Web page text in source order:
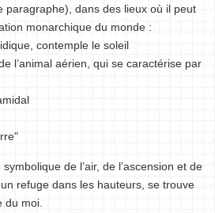
paragraphe), dans des lieux où il peut
monarchique du monde :
contemple le soleil
l’animal aérien, qui se caractérise par
de l’air, de l’ascension et de
refuge dans les hauteurs, se trouve
du moi.